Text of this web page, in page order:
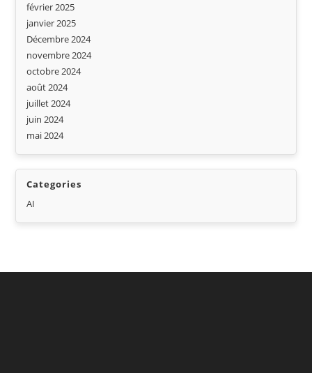
février 2025
janvier 2025
Décembre 2024
novembre 2024
octobre 2024
août 2024
juillet 2024
juin 2024
mai 2024
Categories
AI